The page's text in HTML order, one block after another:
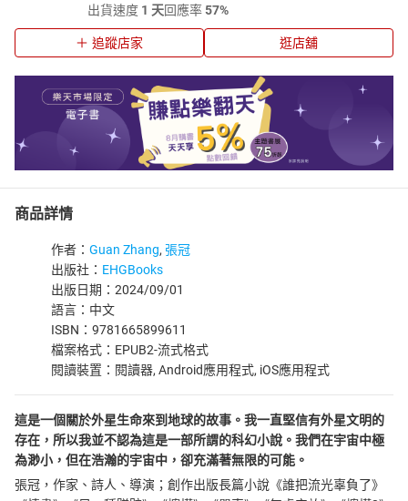
出貨速度 1 天回應率57%
追蹤店家 逛店舖
商品詳情
作者： Guan Zhang, 張冠
出版社： EHGBooks
出版日期：2024/09/01
語言：中文
ISBN：9781665899611
檔案格式：EPUB2-流式格式
閱讀裝置：閱讀器, Android應用程式, iOS應用程式
這是一個關於外星生命來到地球的故事。我一直堅信有外星文明的
存在，所以我並不認為這是一部所謂的科幻小說。我們在宇宙中極
為渺小，但在浩瀚的宇宙中，卻充滿著無限的可能。
張冠，作家、詩人、導演；創作出版長篇小說《誰把流光辜負了》